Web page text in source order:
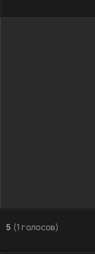
5 (1 голосов)